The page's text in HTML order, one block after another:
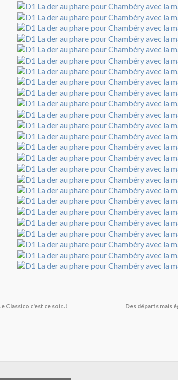
Classico c'est ce soir..! Des départs mais